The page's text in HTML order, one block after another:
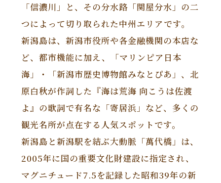
「信濃川」と、その分水路「関屋分水」の二
つによって切り取られた中州エリアです。
新潟島は、新潟市役所や各金融機関の本店な
ど、都市機能に加え、「マリンピア日本
海」・「新潟市歴史博物館みなとぴあ」、北
原白秋が作詞した『海は荒海 向こうは佐渡
よ』の歌詞で有名な「寄居浜」など、多くの
観光名所が点在する人気スポットです。
新潟島と新潟駅を結ぶ大動脈「萬代橋」は、
2005年に国の重要文化財建設に指定され、
マグニチュード7.5を記録した昭和39年の新